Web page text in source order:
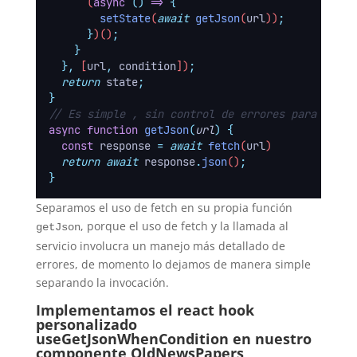
setState(await getJson(url)) ;
})() ;
}
},
[url, condition]) ;
return state;
}
// Es simple , sin control de errores para no
async function getJson(url)
{
const response = await fetch(url)
return await response.json() ;
}
Separamos el uso de fetch en su propia función
getJson, porque el uso de fetch y la llamada al
servicio involucra un manejo más detallado de
errores, de momento lo dejamos de manera simple
separando la invocación.
Implementamos el react hook
personalizado
useGetJsonWhenCondition en nuestro